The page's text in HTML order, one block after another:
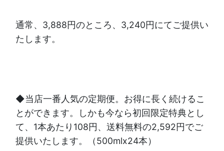
通常、3,888円のところ、3,240円にてご提供い
たします。
◆当店一番人気の定期便。お得に長く続けるこ
とができます。しかも今なら初回限定特典とし
て、1本あたり108円、送料無料の2,592円でご
提供いたします。（500mlx24本）